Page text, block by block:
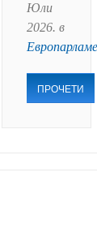
Юли
2026. в
ПРОЧЕТИ